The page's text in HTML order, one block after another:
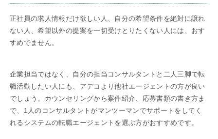
正社員の求人情報だけ欲しい人、自分の希望条件を絶対に譲れ
ない人、希望以外の提案を一切受けとりたくない人には、おす
すめでません。
企業担当ではなく、自分の担当コンサルタントと二人三脚で転
職活動したい人にも、アデコより他社エージェントの方が良い
でしょう。カウンセリングから案件紹介、応募書類の書き方ま
で、1人のコンサルタントがマンツーマンでサポートをしてく
れるシステムの転職エージェントを選ぶ方がおすすめです。